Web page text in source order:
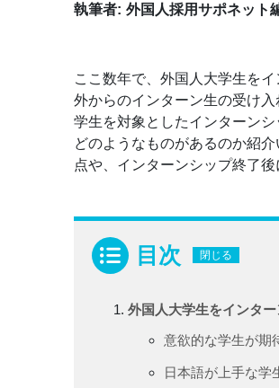
執筆者: 外国人採用サポネット
ここ数年で、外国人大学生を
外からのインターン生の受け
学生を対象としたインターン
どのようなものがあるのか紹
点や、インターンシップ終了
目次 閉じる
外国人大学生をインタ
意欲的な学生が期
日本語が上手な学